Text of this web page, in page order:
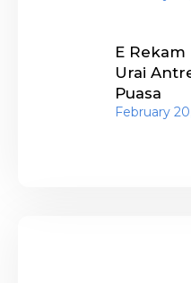
E
Urai
Puasa
February